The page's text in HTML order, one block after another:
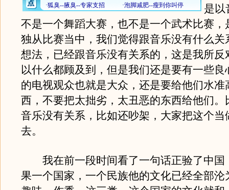
是以
不是一个舞蹈大赛，也不是一个武术比赛，
独从比赛当中，我们觉得跟音乐没有什么关
想法，已经跟音乐没有关系的，这是我所反
以什么都顾及到，但是我们还是要有一些良
的电视观众也就是大众，还是要给他们水准
西，不要把太拙劣，太丑恶的东西给他们。
音乐没有关系，比如还吵架，大家把这个当
去。
我在前一段时间看了一句话正验了中国
果一个国家，一个民族他的文化已经全部沦